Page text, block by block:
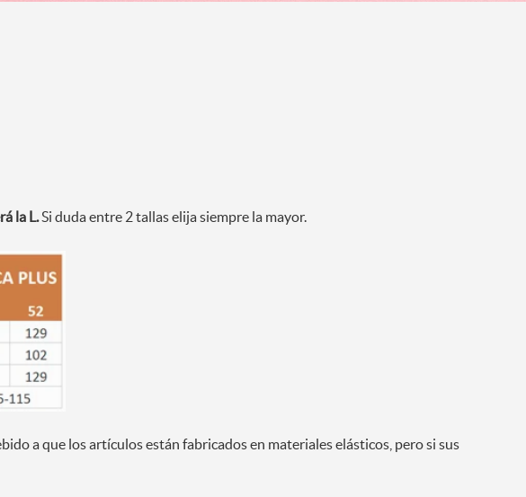
la L.Si duda entre 2 tallas elija siempre la mayor.
a que los artículos están fabricados en materiales elásticos, pero si sus